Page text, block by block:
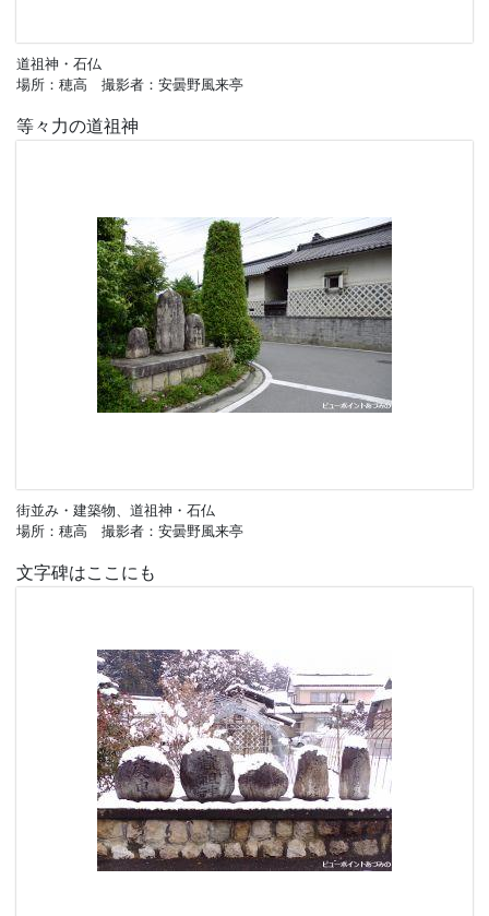
道祖神・石仏
場所：穂高 撮影者：安曇野風来亭
等々力の道祖神
街並み・建築物、道祖神・石仏
場所：穂高 撮影者：安曇野風来亭
文字碑はここにも